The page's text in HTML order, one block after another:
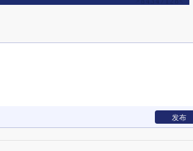
发布